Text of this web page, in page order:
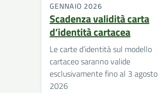
GENNAIO 2026
Scadenza validità carta
d’identità cartacea
Le carte d’identità sul modello
cartaceo saranno valide
esclusivamente fino al 3 agosto
2026